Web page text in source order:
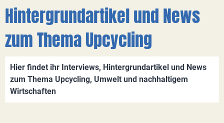
Hintergrundartikel und News
zum Thema Upcycling
Hier findet ihr Interviews, Hintergrundartikel und News
zum Thema Upcycling, Umwelt und nachhaltigem
Wirtschaften